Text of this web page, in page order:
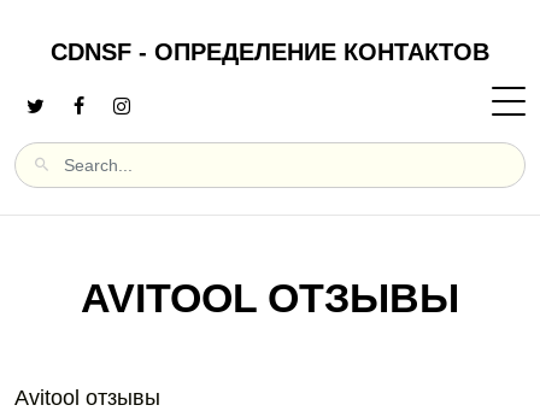
CDNSF - ОПРЕДЕЛЕНИЕ КОНТАКТОВ
AVITOOL ОТЗЫВЫ
Avitool отзывы